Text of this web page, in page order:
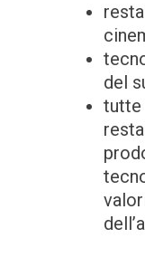
del
tutte